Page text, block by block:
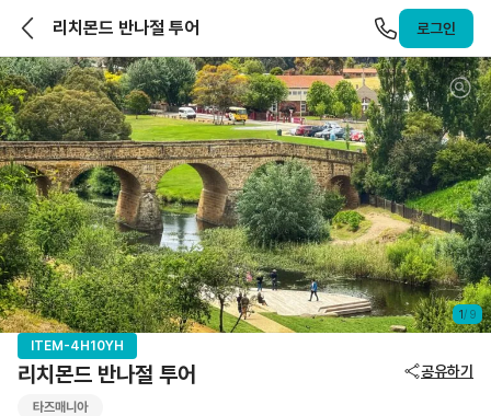
앨라호주 | ELLAHOJU
리치몬드 반나절 투어 로그인
1/ 9
ITEM-4H10YH
리치몬드 반나절 투어 공유하기
타즈매니아